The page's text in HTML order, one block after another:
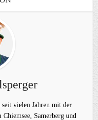
vielen Jahren mit der
Samerberg und